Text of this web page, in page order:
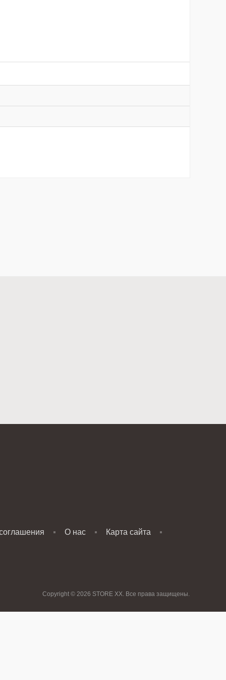
О нас Карта сайта
Copyright © 2026 STORE XX. Все права защищены.